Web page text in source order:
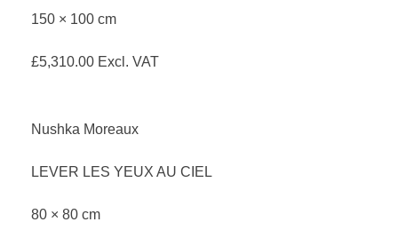
150 × 100 cm
£5,310.00 Excl. VAT
Nushka Moreaux
LEVER LES YEUX AU CIEL
80 × 80 cm